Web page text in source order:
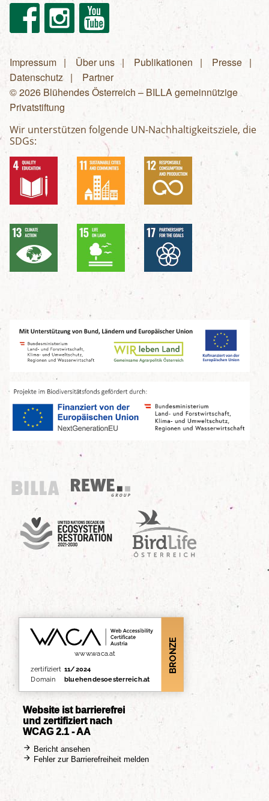
FacebookInstagram Youtube
Fußzeilenmenü
Impressum Über uns Publikationen
Presse
Datenschutz
Partner
© 2026 Blühendes Österreich – BILLA gemeinnützige
Privatstiftung
Wir unterstützen folgende UN-Nachhaltigkeitsziele, die
SDGs:
Billa
REWE Group
UN Decade
Birdlife